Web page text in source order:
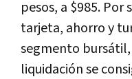
pesos, a $985.
tarjeta, ahorro y
segmento
liquidación se